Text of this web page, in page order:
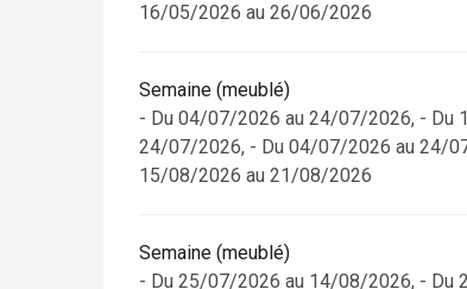
16/05/2026 au 26/06/2026
Semaine (meublé)
- Du 04/07/2026 au 24/07/2026, - Du
24/07/2026, - Du 04/07/2026 au 24/
15/08/2026 au 21/08/2026
Semaine (meublé)
- Du 25/07/2026 au 14/08/2026, -